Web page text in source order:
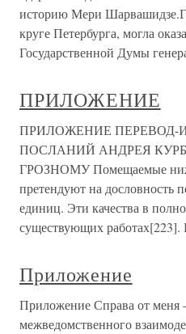
историю Мери
круге Петербурга, могла
Государственной Думы
ПРИЛОЖЕНИЕ
ПРИЛОЖЕНИЕ ПЕРЕВОД-
ПОСЛАНИЙ АНДРЕЯ
ГРОЗНОМУ Помещаемые
претендуют на дословность
единиц. Эти качества в
существующих
Приложение
Приложение Справа от меня
межведомственного